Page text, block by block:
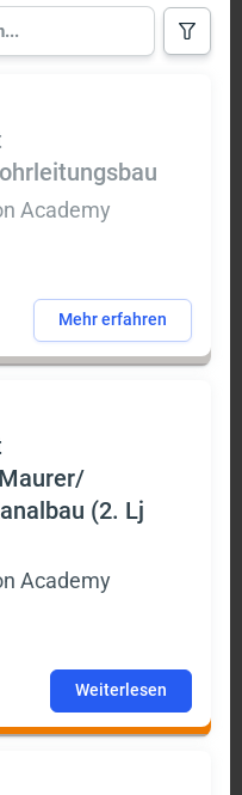
Academy
Mehr erfahren
(2. Lj
Academy
Weiterlesen